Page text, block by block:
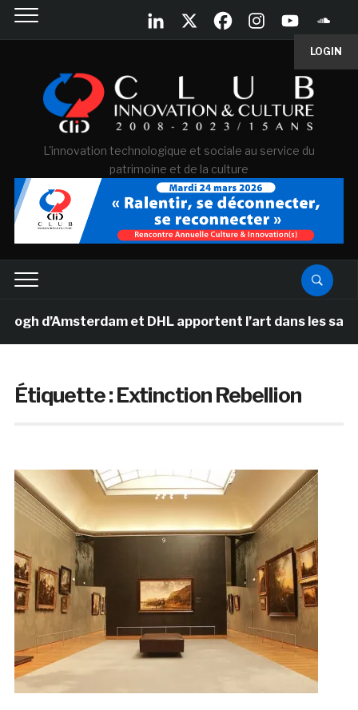
LOGIN
L'innovation technologique et sociale au service du
patrimoine et de la culture
d’Amsterdam et DHL apportent l’art dans les salles
Étiquette :Extinction Rebellion